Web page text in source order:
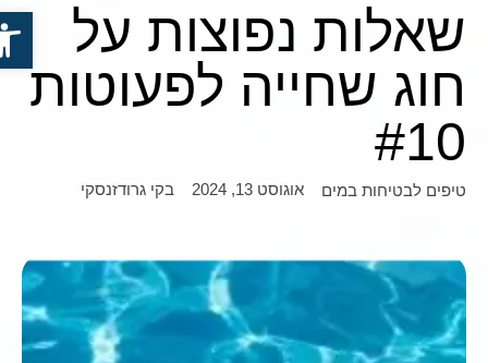
שאלות נפוצות על
חוג שחייה לפעוטות
#10
טיפים לבטיחות במים אוגוסט 13, 2024 בקי גרודזנסקי
פתח